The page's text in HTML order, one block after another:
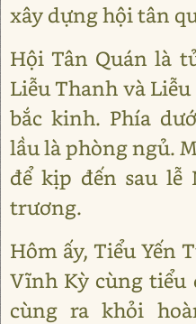
xây dựng hội tân
Hội Tân Quán là
Liễu Thanh và
bắc kinh. Phía
lầu là phòng ngủ.
để kịp đến sau lễ
trương.
Hôm ấy, Tiểu Yến
Vĩnh Kỳ cùng tiểu
cùng ra khỏi